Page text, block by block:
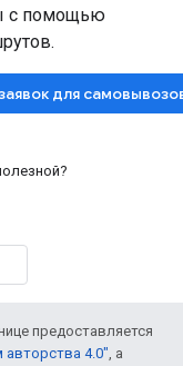
с помощью
для
предоставляется
авторства 4.0", а